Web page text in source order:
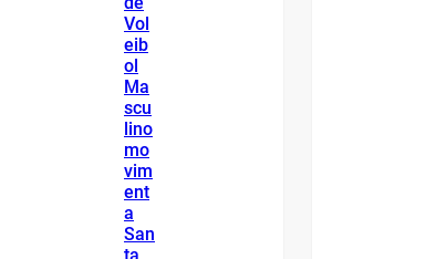
Vol
eib
ol
Ma
scu
lino
mo
vim
ent
a
San